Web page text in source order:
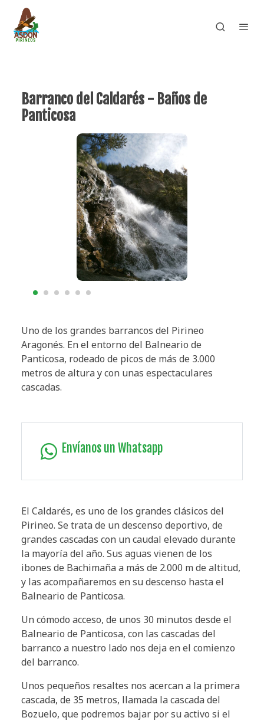
Barranco del Caldarés - Baños de
Panticosa
Uno de los grandes barrancos del Pirineo
Aragonés. En el entorno del Balneario de
Panticosa, rodeado de picos de más de 3.000
metros de altura y con unas espectaculares
cascadas.
Envíanos un Whatsapp
El Caldarés, es uno de los grandes clásicos del
Pirineo. Se trata de un descenso deportivo, de
grandes cascadas con un caudal elevado durante
la mayoría del año. Sus aguas vienen de los
ibones de Bachimaña a más de 2.000 m de altitud,
y las acompañaremos en su descenso hasta el
Balneario de Panticosa.
Un cómodo acceso, de unos 30 minutos desde el
Balneario de Panticosa, con las cascadas del
barranco a nuestro lado nos deja en el comienzo
del barranco.
Unos pequeños resaltes nos acercan a la primera
cascada, de 35 metros, llamada la cascada del
Bozuelo, que podremos bajar por su activo si el